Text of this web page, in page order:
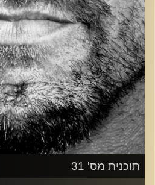
תוכנית מס' 31